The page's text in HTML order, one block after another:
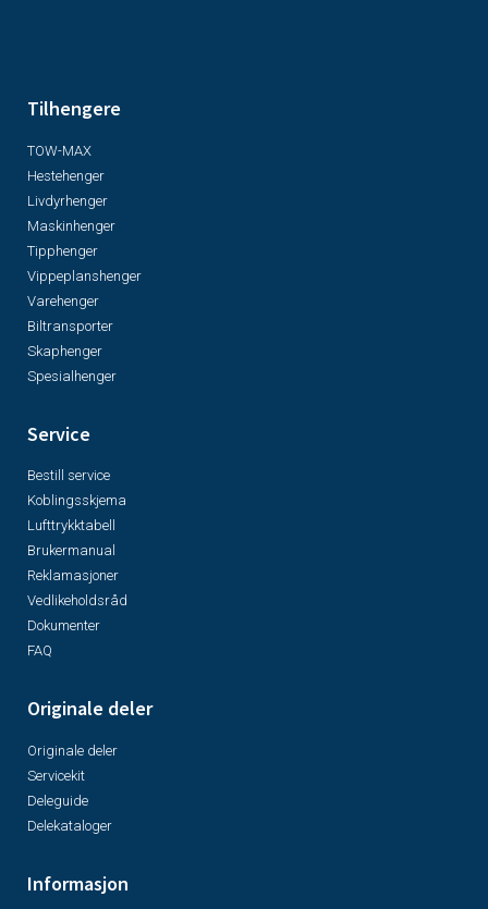
Tilhengere
TOW-MAX
Hestehenger
Livdyrhenger
Maskinhenger
Tipphenger
Vippeplanshenger
Varehenger
Biltransporter
Skaphenger
Spesialhenger
Service
Bestill service
Koblingsskjema
Lufttrykktabell
Brukermanual
Reklamasjoner
Vedlikeholdsråd
Dokumenter
FAQ
Originale deler
Originale deler
Servicekit
Deleguide
Delekataloger
Informasjon